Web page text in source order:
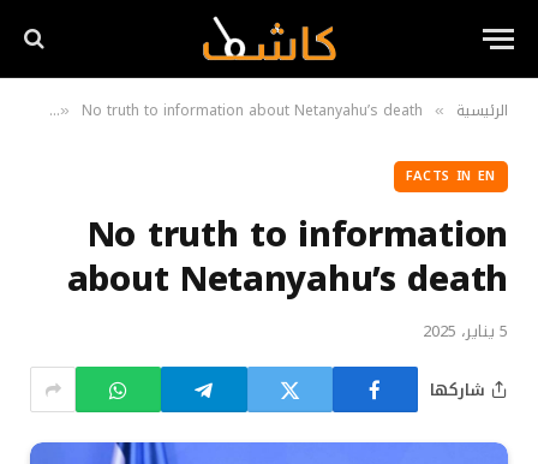
الرئيسية »
» No truth to information about Netanyahu’s death
FACTS IN EN
No truth to information
about Netanyahu’s death
5 يناير، 2025
شاركها